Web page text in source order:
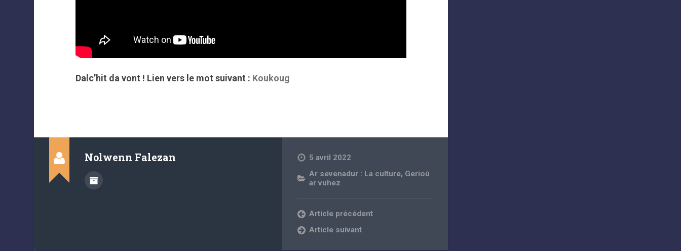
Dalc’hit da vont ! Lien vers le mot suivant : Koukoug
Nolwenn Falezan
5 avril 2022
Ar sevenadur : La culture, Gerioù
ar vuhez
Article précédent
Article suivant